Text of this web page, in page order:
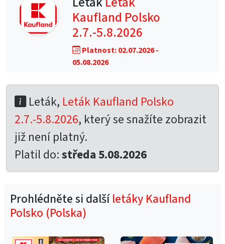
Kaufland Polsko
2.7.-5.8.2026
Platnost: 02.07.2026 -
05.08.2026
Leták, Leták Kaufland Polsko
2.7.-5.8.2026, který se snažíte zobrazit
již není platný.
Platil do:středa 5.08.2026
Prohlédněte si dalšíletáky Kaufland
Polsko (Polska)